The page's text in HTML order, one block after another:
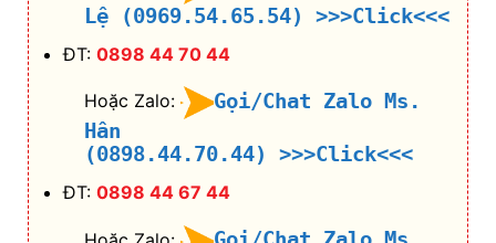
Lệ (0969.54.65.54)
>>>Click<<<
ĐT: 0898 44 70 44
Hoặc Zalo:
Gọi/Chat Zalo Ms.
Hân
(0898.44.70.44)
>>>Click<<<
ĐT: 0898 44 67 44